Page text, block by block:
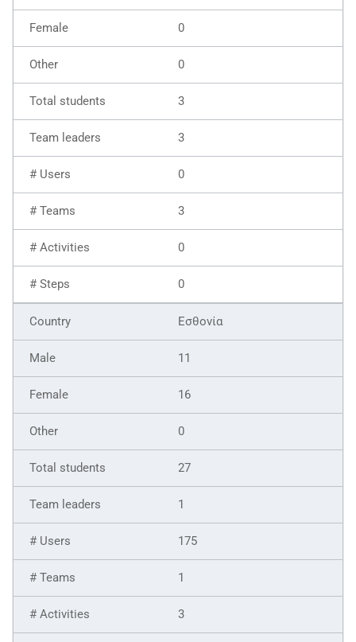
0
0
3
3
0
3
0
0
Εσθονία
11
16
0
27
1
175
1
3